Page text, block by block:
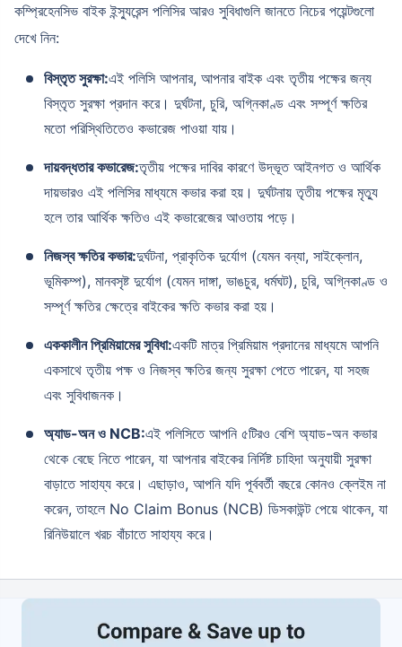
কম্প্রিহেনসিভ বাইক ইন্স্যুরেন্স পলিসির আরও সুবিধাগুলি জানতে নিচের পয়েন্টগুলো
দেখে নিন:
বিস্তৃত সুরক্ষা:এই পলিসি আপনার, আপনার বাইক এবং তৃতীয় পক্ষের জন্য
বিস্তৃত সুরক্ষা প্রদান করে। দুর্ঘটনা, চুরি, অগ্নিকাণ্ড এবং সম্পূর্ণ ক্ষতির
মতো পরিস্থিতিতেও কভারেজ পাওয়া যায়।
দায়বদ্ধতার কভারেজ:তৃতীয় পক্ষের দাবির কারণে উদ্ভূত আইনগত ও আর্থিক
দায়ভারও এই পলিসির মাধ্যমে কভার করা হয়। দুর্ঘটনায় তৃতীয় পক্ষের মৃত্যু
হলে তার আর্থিক ক্ষতিও এই কভারেজের আওতায় পড়ে।
নিজস্ব ক্ষতির কভার:দুর্ঘটনা, প্রাকৃতিক দুর্যোগ (যেমন বন্যা, সাইক্লোন,
ভূমিকম্প), মানবসৃষ্ট দুর্যোগ (যেমন দাঙ্গা, ভাঙচুর, ধর্মঘট), চুরি, অগ্নিকাণ্ড ও
সম্পূর্ণ ক্ষতির ক্ষেত্রে বাইকের ক্ষতি কভার করা হয়।
এককালীন প্রিমিয়ামের সুবিধা:একটি মাত্র প্রিমিয়াম প্রদানের মাধ্যমে আপনি
একসাথে তৃতীয় পক্ষ ও নিজস্ব ক্ষতির জন্য সুরক্ষা পেতে পারেন, যা সহজ
এবং সুবিধাজনক।
অ্যাড-অন ও NCB:এই পলিসিতে আপনি ৫টিরও বেশি অ্যাড-অন কভার
থেকে বেছে নিতে পারেন, যা আপনার বাইকের নির্দিষ্ট চাহিদা অনুযায়ী সুরক্ষা
বাড়াতে সাহায্য করে। এছাড়াও, আপনি যদি পূর্ববর্তী বছরে কোনও ক্লেইম না
করেন, তাহলে No Claim Bonus (NCB) ডিসকাউন্ট পেয়ে থাকেন, যা
রিনিউয়ালে খরচ বাঁচাতে সাহায্য করে।